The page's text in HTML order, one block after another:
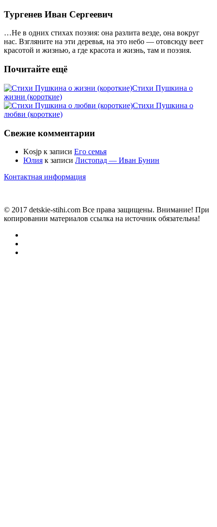
Тургенев Иван Сергеевич
…Не в одних стихах поэзия: она разлита везде, она вокруг
нас. Взгляните на эти деревья, на это небо — отовсюду веет
красотой и жизнью, а где красота и жизнь, там и поэзия.
Почитайте ещё
Стихи Пушкина о
жизни (короткие)
Стихи Пушкина о
любви (короткие)
Свежие комментарии
Kosjp к записи Его семья
Юлия к записи Листопад — Иван Бунин
Контактная информация
© 2017 detskie-stihi.com Все права защищены. Внимание! При
копировании материалов ссылка на источник обязательна!